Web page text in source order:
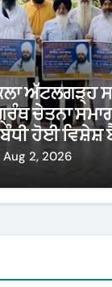
ਅੱਟਲਗੜ੍ਹ
ਚੇਤਨਾ
ਹੋਈ ਵਿਸ਼ੇਸ਼
Aug 2, 2026